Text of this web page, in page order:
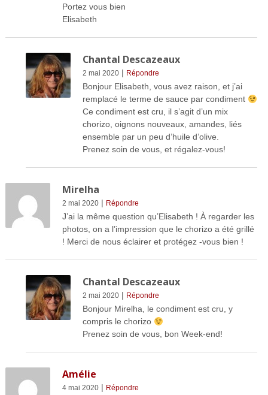
Portez vous bien
Elisabeth
Chantal Descazeaux
2 mai 2020| Répondre
Bonjour Elisabeth, vous avez raison, et j’ai
remplacé le terme de sauce par condiment
Ce condiment est cru, il s’agit d’un mix
chorizo, oignons nouveaux, amandes, liés
ensemble par un peu d’huile d’olive.
Prenez soin de vous, et régalez-vous!
Mirelha
2 mai 2020| Répondre
J’ai la même question qu’Elisabeth ! À regarder les
photos, on a l’impression que le chorizo a été grillé
! Merci de nous éclairer et protégez -vous bien !
Chantal Descazeaux
2 mai 2020| Répondre
Bonjour Mirelha, le condiment est cru, y
compris le chorizo
Prenez soin de vous, bon Week-end!
Amélie
4 mai 2020| Répondre